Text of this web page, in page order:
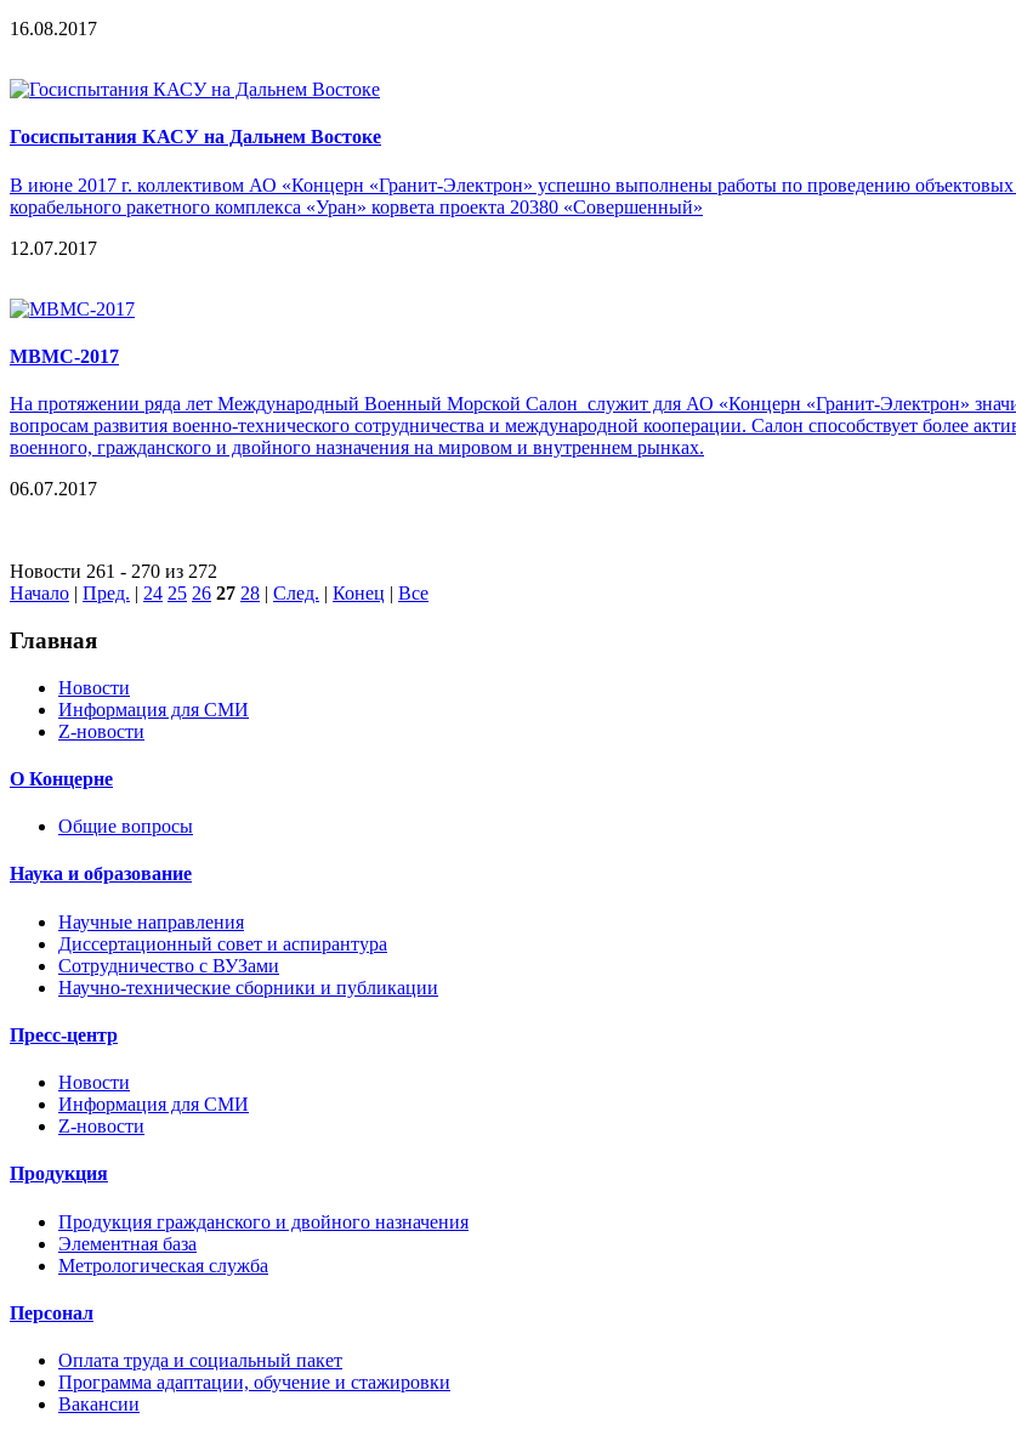
16.08.2017
Госиспытания КАСУ на Дальнем Востоке
В июне 2017 г. коллективом АО «Концерн «Гранит-Электрон» успешно выполнены работы по проведению
корабельного ракетного комплекса «Уран» корвета проекта 20380 «Совершенный»
12.07.2017
МВМС-2017
На протяжении ряда лет Международный Военный Морской Салон служит для АО «Концерн «Гранит-Электрон»
вопросам развития военно-технического сотрудничества и международной кооперации. Салон способствует более
военного, гражданского и двойного назначения на мировом и внутреннем рынках.
06.07.2017
Новости 261 - 270 из 272
Начало | Пред. | 24 25 26 27 28 | След. | Конец | Все
Главная
Новости
Информация для СМИ
Z-новости
О Концерне
Общие вопросы
Наука и образование
Научные направления
Диссертационный совет и аспирантура
Сотрудничество с ВУЗами
Научно-технические сборники и публикации
Пресс-центр
Новости
Информация для СМИ
Z-новости
Продукция
Продукция гражданского и двойного назначения
Элементная база
Метрологическая служба
Персонал
Оплата труда и социальный пакет
Программа адаптации, обучение и стажировки
Вакансии